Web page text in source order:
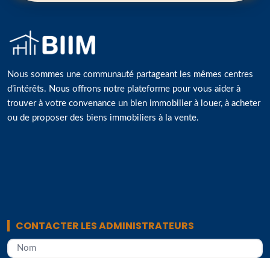
Nous sommes une communauté partageant les mêmes centres
d’intérêts. Nous offrons notre plateforme pour vous aider à
trouver à votre convenance un bien immobilier à louer, à acheter
ou de proposer des biens immobiliers à la vente.
CONTACTER LES ADMINISTRATEURS